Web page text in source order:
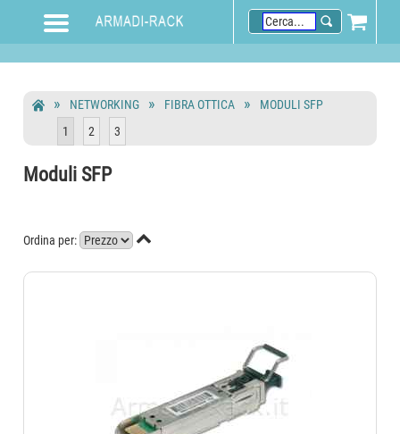
NETWORKING FIBRA OTTICA
MODULI SFP
1
2 3
Moduli SFP
Ordina per: 